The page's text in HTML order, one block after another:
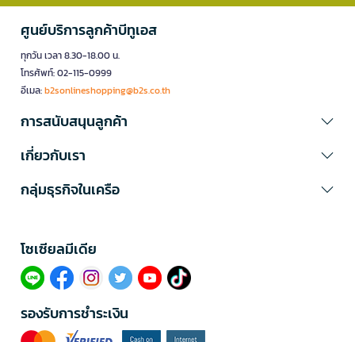
ศูนย์บริการลูกค้าบีทูเอส
ทุกวัน เวลา 8.30-18.00 น.
โทรศัพท์: 02-115-0999
อีเมล:b2sonlineshopping@b2s.co.th
การสนับสนุนลูกค้า
เกี่ยวกับเรา
กลุ่มธุรกิจในเครือ
โซเซียลมีเดีย​
รองรับการชำระเงิน